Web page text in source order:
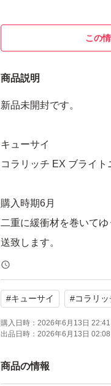
この
商品説明
新品未開封です。
キューサイ
コラリッチ EX ブライ
購入時期6月
二重に緩衝材を巻いて
送致します。
#キューサイ #コラリッ
購入日時： 2026年6月13日 22:41
出品日時： 2026年6月13日 02:08
商品の情報